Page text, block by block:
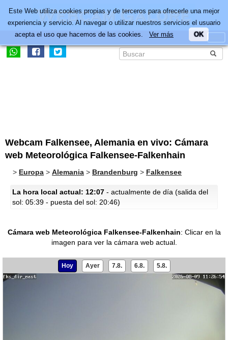
Webcam Falkensee, Alemania en vivo: Cámara
web Meteorológica Falkensee-Falkenhain
> Europa > Alemania > Brandenburg > Falkensee
La hora local actual: 12:07 - actualmente de día (salida del
sol: 05:39 - puesta del sol: 20:46)
Cámara web Meteorológica Falkensee-Falkenhain: Clicar en la
imagen para ver la cámara web actual.
Hoy Ayer 7.8. 6.8. 5.8.
Este Web utiliza cookies propias y de terceros para ofrecerle una mejor
experiencia y servicio. Al navegar o utilizar nuestros servicios el usuario
acepta el uso que hacemos de las cookies. Ver más OK